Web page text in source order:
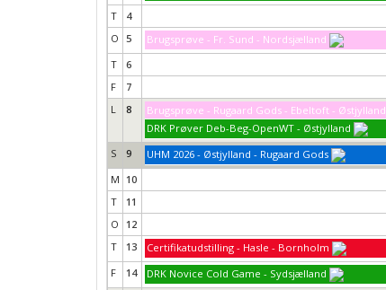
T
4
O 5
Brugsprøve - Fr. Sund - Nordsjælland
T
6
F
7
L
8
Brugsprøve - Rugaard Gods - Ebeltoft - Østjylland
DRK Prøver Deb-Beg-OpenWT - Østjylland
S
9
UHM 2026 - Østjylland - Rugaard Gods
M 10
T
11
O
12
T
13
Certifikatudstilling - Hasle - Bornholm
F
14
DRK Novice Cold Game - Sydsjælland